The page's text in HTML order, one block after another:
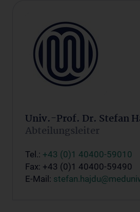
Univ.-Prof. Dr. Stefan
Abteilungsleiter
Tel.: +43 (0)1 40400-59010
Fax: +43 (0)1 40400-59490
E-Mail: